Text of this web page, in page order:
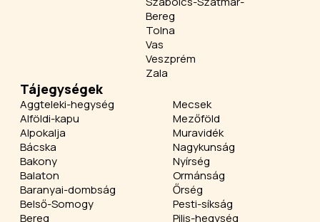
Bereg
Tolna
Vas
Veszprém
Zala
Tájegységek
Aggteleki-hegység
Alföldi-kapu
Alpokalja
Bácska
Bakony
Balaton
Baranyai-dombság
Belső-Somogy
Bereg
Mecsek
Mezőföld
Muravidék
Nagykunság
Nyírség
Ormánság
Őrség
Pesti-síkság
Pilis-hegység